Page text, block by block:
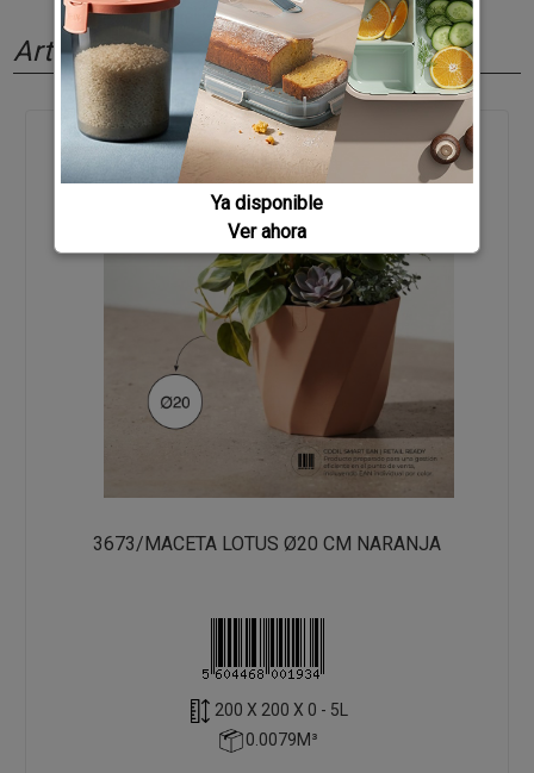
Artículos relacionados
3673/MACETA LOTUS Ø20 CM NARANJA
200 X 200 X 0 - 5L
0.0079M³
Ya disponible
Ver ahora